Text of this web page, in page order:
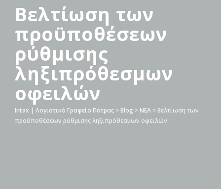
Βελτίωση των
προϋποθέσεων
ρύθμισης
ληξιπρόθεσμων
οφειλών
Intax | Λογιστικό Γραφείο Πάτρας > Blog > ΝΕΑ > Βελτίωση των
προϋποθέσεων ρύθμισης ληξιπρόθεσμων οφειλών